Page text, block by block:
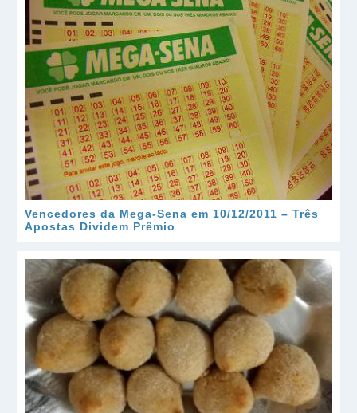
Vencedores da Mega-Sena em 10/12/2011 – Três
Apostas Dividem Prêmio